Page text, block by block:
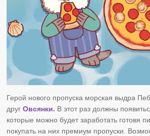
Герой нового пропуска морская выдра
другОвсянки. В этот раз должны
которые можно будет заработать готовя
покупать на них премиум пропуски.